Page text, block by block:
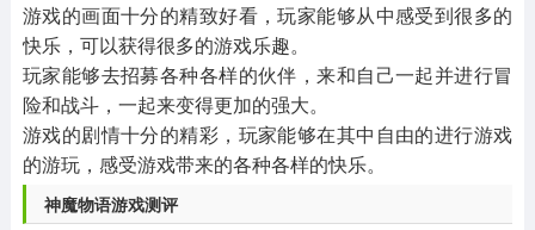
游戏的画面十分的精致好看，玩家能够从中感受到很多的
快乐，可以获得很多的游戏乐趣。
玩家能够去招募各种各样的伙伴，来和自己一起并进行冒
险和战斗，一起来变得更加的强大。
游戏的剧情十分的精彩，玩家能够在其中自由的进行游戏
的游玩，感受游戏带来的各种各样的快乐。
神魔物语游戏测评